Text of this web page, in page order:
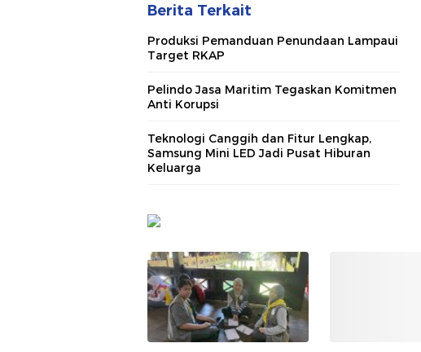
Berita Terkait
Produksi Pemanduan Penundaan Lampaui
Target RKAP
Pelindo Jasa Maritim Tegaskan Komitmen
Anti Korupsi
Teknologi Canggih dan Fitur Lengkap,
Samsung Mini LED Jadi Pusat Hiburan
Keluarga